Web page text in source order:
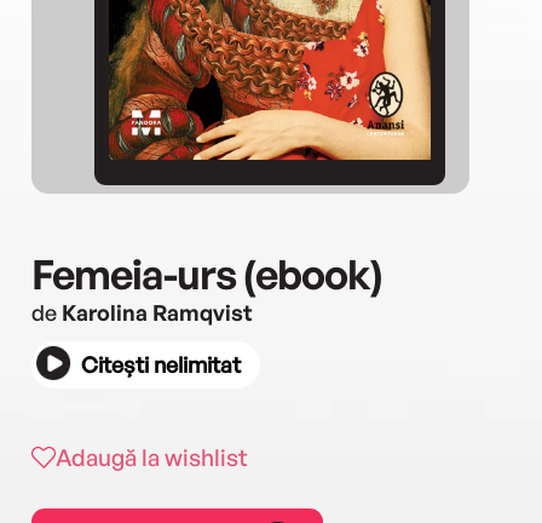
Femeia-urs (ebook)
de Karolina Ramqvist
Citești nelimitat
Adaugă la wishlist